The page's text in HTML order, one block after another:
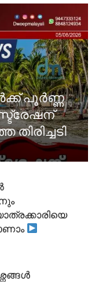
പൂർണ്ണ